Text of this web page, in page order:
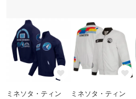
ミネソタ・ティン
ミネソタ・ティン